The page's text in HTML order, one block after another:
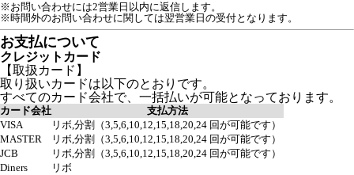
※お問い合わせには2営業日以内に返信します。
※時間外のお問い合わせに関しては翌営業日の受付となります。
お支払について
クレジットカード
【取扱カード】
取り扱いカードは以下のとおりです。
すべてのカード会社で、一括払いが可能となっております。
カード会社
支払方法
VISA
リボ,分割（3,5,6,10,12,15,18,20,24 回が可能です）
MASTER
リボ,分割（3,5,6,10,12,15,18,20,24 回が可能です）
JCB
リボ,分割（3,5,6,10,12,15,18,20,24 回が可能です）
Diners
リボ